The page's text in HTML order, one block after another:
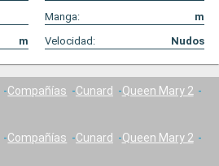
Manga:
m
m Velocidad: Nudos
Compañías Cunard
Queen Mary 2
Compañías Cunard
Queen Mary 2